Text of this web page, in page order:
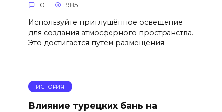
0 985
Используйте приглушённое освещение
для создания атмосферного пространства.
Это достигается путём размещения
ИСТОРИЯ
Влияние турецких бань на